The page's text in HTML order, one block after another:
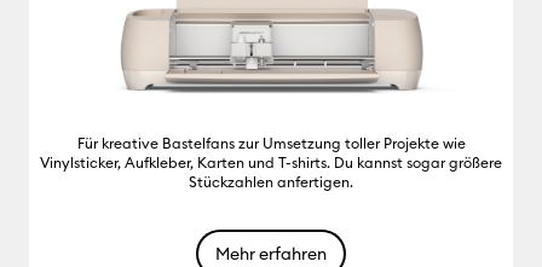
Für kreative Bastelfans zur Umsetzung toller Projekte wie
Vinylsticker, Aufkleber, Karten und T-shirts. Du kannst sogar größere
Stückzahlen anfertigen.
Mehr erfahren